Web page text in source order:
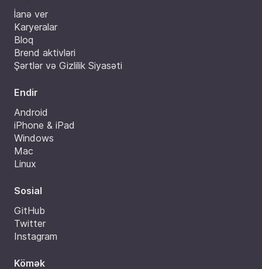
İanə ver
Karyeralar
Bloq
Brend aktivləri
Şərtlər və Gizlilik Siyasəti
Endir
Android
iPhone & iPad
Windows
Mac
Linux
Sosial
GitHub
Twitter
Instagram
Kömək